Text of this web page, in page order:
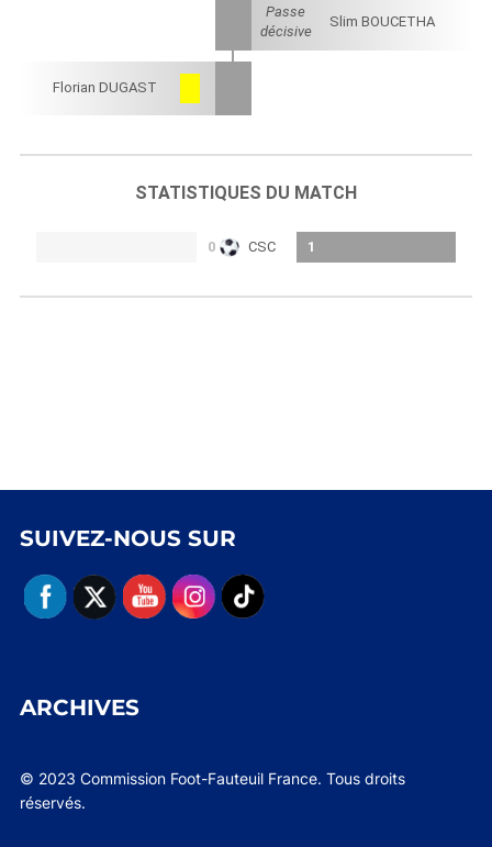
Passe
décisive
Slim BOUCETHA
Florian DUGAST
STATISTIQUES DU MATCH
0 CSC 1
SUIVEZ-NOUS SUR
ARCHIVES
© 2023 Commission Foot-Fauteuil France. Tous droits
réservés.